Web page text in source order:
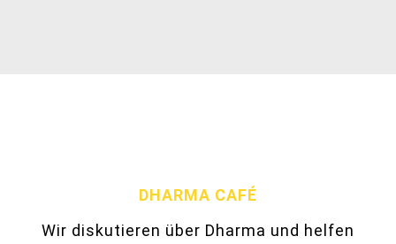
DHARMA CAFÉ
Wir diskutieren über Dharma und helfen